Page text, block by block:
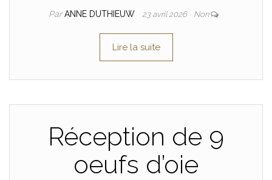
ParANNE DUTHIEUW 23 avril 2026 Non
Lire la suite
Réception de 9
oeufs d’oie